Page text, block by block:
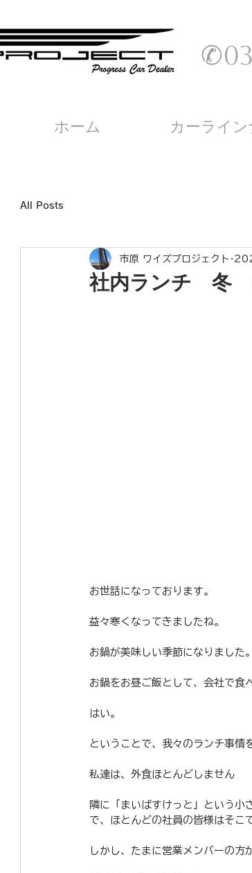
ホーム カーライ
All Posts
社内ランチ 冬
市原 ワイズプロジェクト
お世話になっております。
益々寒くなってきましたね。
お鍋が美味しい季節になりました。
お鍋をお昼ご飯として、会社で食
はい。
ということで、我々のランチ事情
私達は、外食ほとんどしません
隣に「まいばすけっと」という小
で、ほとんどの社員の皆様はそこ
しかし、たまに営業メンバーの方